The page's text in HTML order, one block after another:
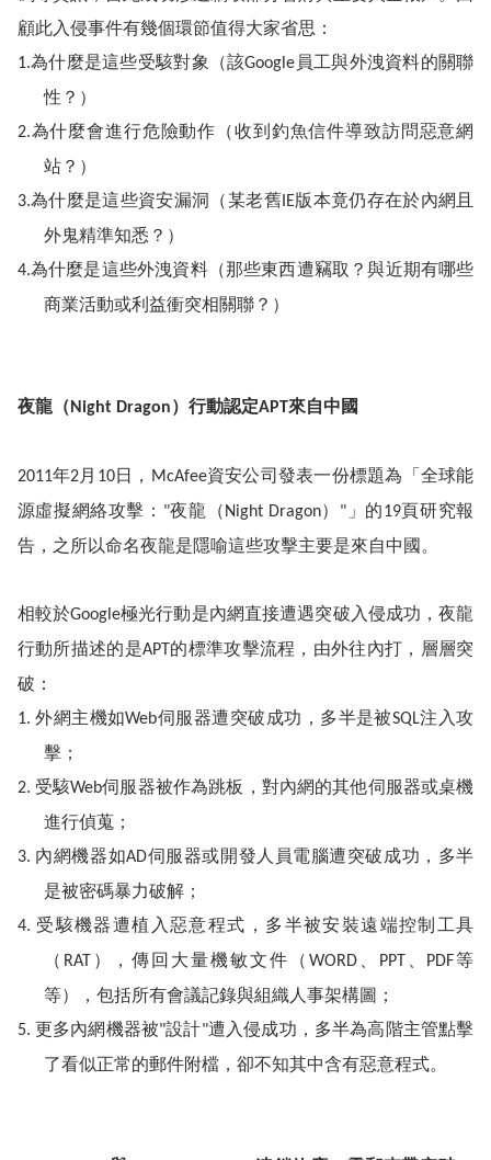
顧此入侵事件有幾個環節值得大家省思：
1.為什麼是這些受駭對象（該Google 員工與外洩資料的關聯
性？）
2.為什麼會進行危險動作（收到釣魚信件導致訪問惡意網
站？）
3.為什麼是這些資安漏洞（某老舊 IE版本竟仍存在於內網且
外鬼精準知悉？）
4.為什麼是這些外洩資料（那些東西遭竊取？與近期有哪些
商業活動或利益衝突相關聯？）
夜龍（Night Dragon）行動認定APT來自中國
2011年2月 10日 ， McAfee資安公司發表一份標題為「全球能
源虛擬網絡攻擊： "夜龍（ Night Dragon） " 」的19頁研究報
告，之所以命名夜龍是隱喻這些攻擊主要是來自中國。
相較於Google極光行動是內網直接遭遇突破入侵成功，夜龍
行動所描述的是APT 的標準攻擊流程，由外往內打，層層突
破：
1.外網主機如Web伺服器遭突破成功，多半是被SQL注入攻
擊；
2. 受駭Web伺服器被作為跳板，對內網的其他伺服器或桌機
進行偵蒐；
3. 內網機器如AD伺服器或開發人員電腦遭突破成功，多半
是被密碼暴力破解；
4. 受駭機器遭植入惡意程式，多半被安裝遠端控制工具
（ RAT ），傳回大量機敏文件（ WORD、 PPT 、 PDF等
等），包括所有會議記錄與組織人事架構圖；
5. 更多內網機器被"設計"遭入侵成功，多半為高階主管點擊
了看似正常的郵件附檔，卻不知其中含有惡意程式。